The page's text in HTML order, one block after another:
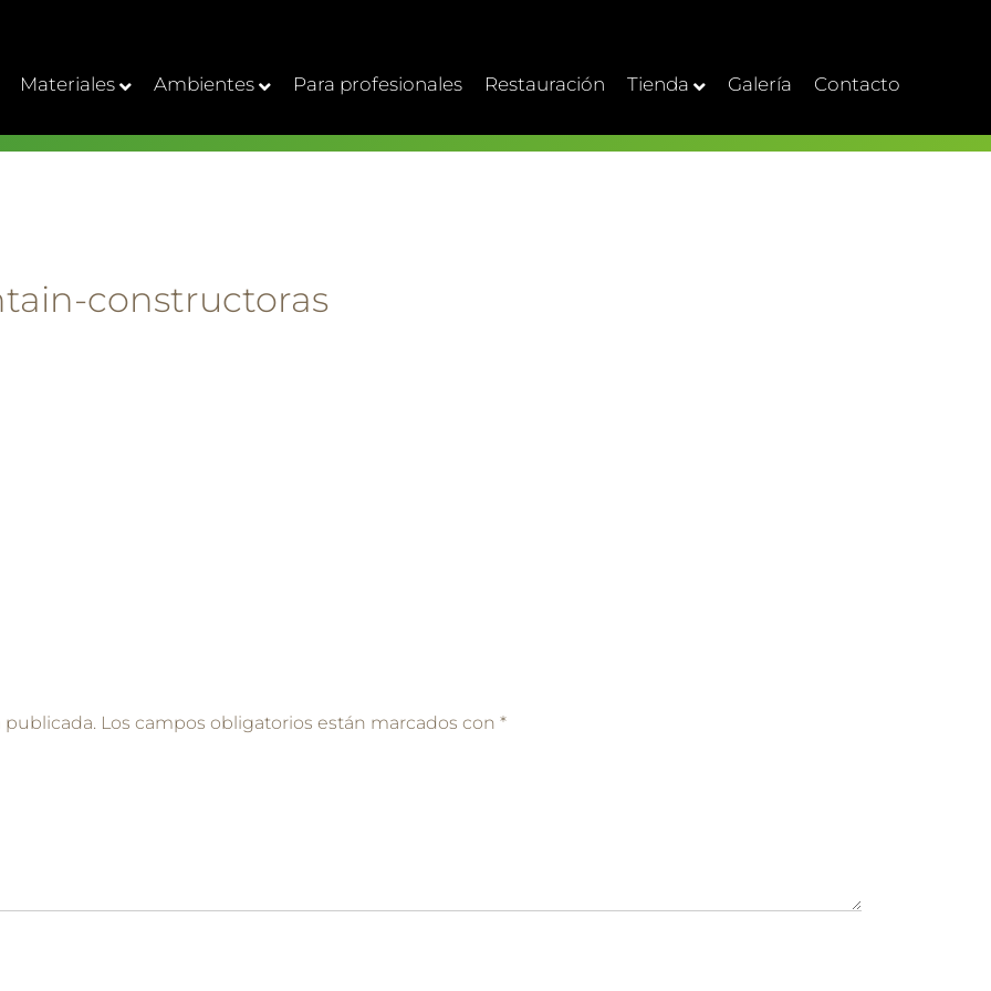
Materiales Ambientes Para profesionales Restauración Tienda Galería Contacto
constructoras
publicada. Los campos obligatorios están marcados con *